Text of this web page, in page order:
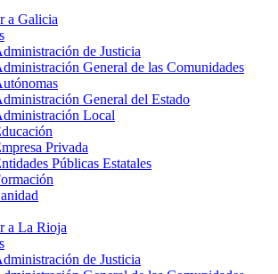
a Galicia
de Justicia
General de las Comunidades
General del Estado
Local
Privada
Públicas Estatales
a La Rioja
de Justicia